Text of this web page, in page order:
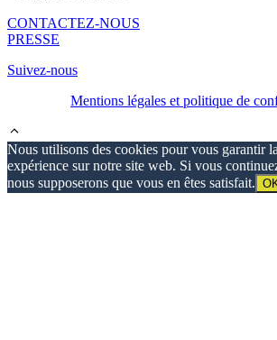
CONTACTEZ-NOUS
PRESSE
Suivez-nous
Mentions légales et politique de
Nous utilisons des cookies pour vous garantir
expérience sur notre site web. Si vous
nous supposerons que vous en êtes satisfait.